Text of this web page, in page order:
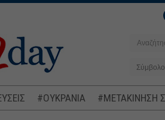
Σύμβολο
#ΟΥΚΡΑΝΙΑ #ΜΕΤΑΚΙΝΗΣΗ